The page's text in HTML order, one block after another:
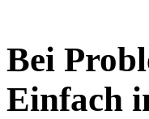
Bei
Einfach